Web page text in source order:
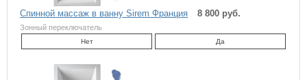
Спинной массаж в ванну Sirem Франция 8 800 руб.
Зонный переключатель
Нет Да